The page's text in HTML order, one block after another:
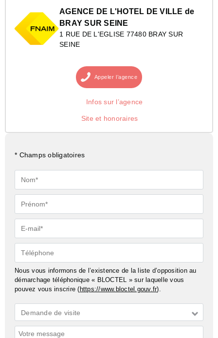
AGENCE DE L'HOTEL DE VILLE de
BRAY SUR SEINE
1 RUE DE L'EGLISE 77480 BRAY SUR
SEINE
Appeler l’agence
Infos sur l’agence
Site et honoraires
* Champs obligatoires
Nom*
Prénom*
E-
mail*
Téléphone
Nous vous informons de l’existence de la liste d’opposition au
démarchage téléphonique « BLOCTEL » sur laquelle vous
pouvez vous inscrire (https://www.bloctel.gouv.fr).
Demande
*
Demande de visite
Commentaires